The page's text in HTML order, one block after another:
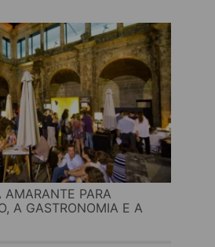
AMARANTE PARA
A GASTRONOMIA E A